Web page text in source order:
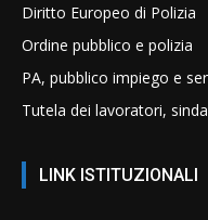
Diritto Europeo di Polizia
Ordine pubblico e polizia
PA, pubblico impiego e
Tutela dei lavoratori,
LINK ISTITUZIONALI